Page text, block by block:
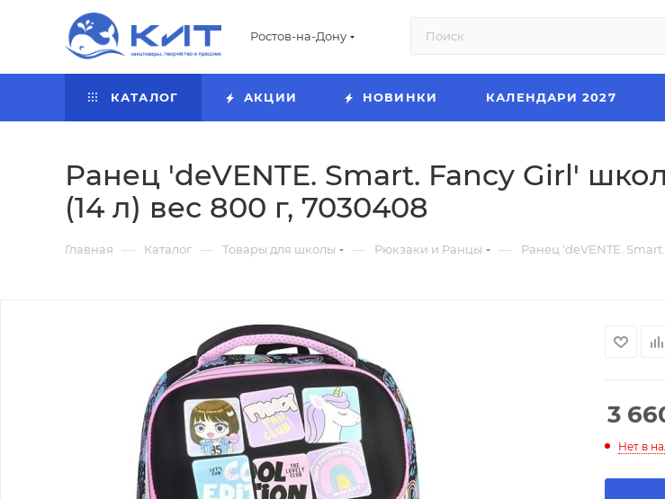
Ростов-на-Дону
КАТАЛОГ АКЦИИ НОВИНКИ КАЛЕНДАРИ 2027
Ранец 'deVENTE. Smart. Fancy Girl'
(14 л) вес 800 г, 7030408
Главная — Каталог — Товары для школы — Рюкзаки и Ранцы — Ранец 'deVENTE.
3
Нет в